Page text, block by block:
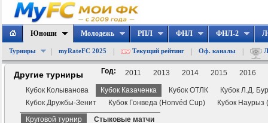
Юноши
Турниры myRateFC 2025 Текущий рейтинг Оф. каналы
Молодежь РПЛ ФНЛ ФНЛ-2
Другие турниры Год: 2011 2013 2014 2015 2016
Кубок Колыванова Кубок Казаченка Кубок ОТЛК
Кубок Л.Д.
Кубок Дружбы-Зенит
Кубок Гонведа (Honvéd Cup)
Кубок Наурыз
Круговой турнир
Стыковые матчи